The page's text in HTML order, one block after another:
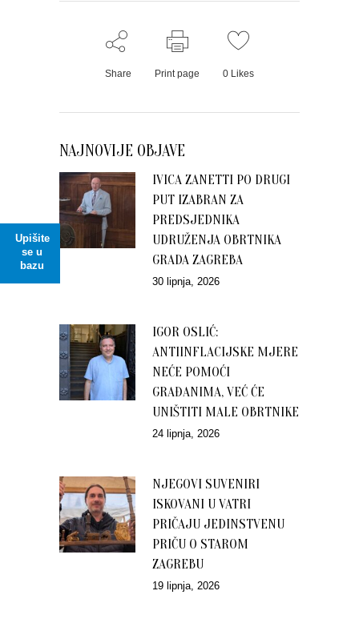
Upišite
se u
bazu
Share Print page 0 Likes
NAJNOVIJE OBJAVE
IVICA ZANETTI PO DRUGI
PUT IZABRAN ZA
PREDSJEDNIKA
UDRUŽENJA OBRTNIKA
GRADA ZAGREBA
30 lipnja, 2026
IGOR OSLIĆ:
ANTIINFLACIJSKE MJERE
NEĆE POMOĆI
GRAĐANIMA, VEĆ ĆE
UNIŠTITI MALE OBRTNIKE
24 lipnja, 2026
NJEGOVI SUVENIRI
ISKOVANI U VATRI
PRIČAJU JEDINSTVENU
PRIČU O STAROM
ZAGREBU
19 lipnja, 2026